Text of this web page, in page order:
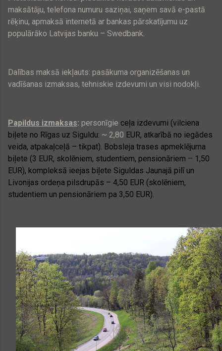
maksātāju, telefona numuru saziņai, saņem savā e-pastā
rēķinu, apmaksā internetā ar bankas pārskatījumu uz
populārāko Latvijas banku – Swedbank.
Dalības maksā iekļauts: pasākuma organizēšanas un
vadīšanas izmaksas, tehniskie izdevumi un visi nodokļi.
Papildus izmaksas: personīgie ceļa izdevumi (vilciena
biļete no Rīgas uz Siguldu: ~ 2,80 EUR, atkarībā no iegādes
veida, atpakaļceļā – tikpat). Bobsleja trases apmeklējuma
biļete (3 EUR, skolēniem, studentiem, pensionāriem – 1,50
EUR), kompleksā ieejas biļete Siguldas Jaunajā pilī un
Livonijas ordeņa pilsdrupās – 4,50 EUR (skolēniem,
studentiem un pensionāriem pa 3,50 EUR).